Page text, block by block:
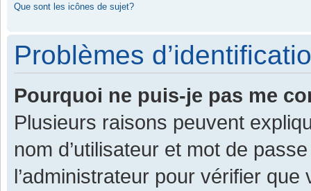
Que sont les icônes de sujet?
Problèmes
Pourquoi ne puis-je pas me
Plusieurs raisons peuvent
nom d’utilisateur et mot de
l’administrateur pour vérifier